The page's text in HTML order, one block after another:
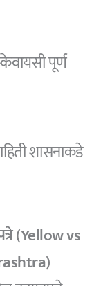
पूर्ण
शासनाकडे
(Yellow vs